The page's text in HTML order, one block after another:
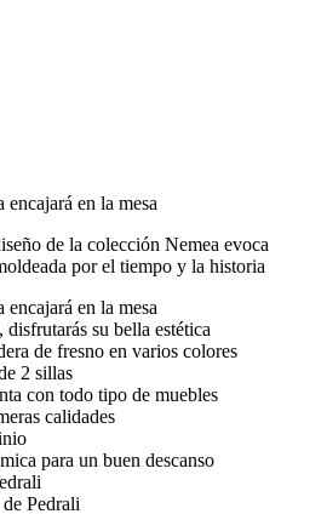
de la colección Nemea evoca
por el tiempo y la historia